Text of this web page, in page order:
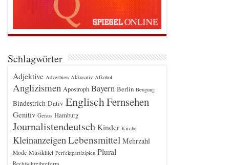
Schlagwörter
Adjektive Adverbien Akkusativ Alkohol
Anglizismen Apostroph Bayern Berlin Beugung
Bindestrich Dativ EnglischFernsehen
Genitiv Genus Hamburg
Journalistendeutsch Kinder Kirche
Kleinanzeigen Lebensmittel Mehrzahl
Mode Musiktitel Perfektpartizipien Plural
Rechtschreibreform